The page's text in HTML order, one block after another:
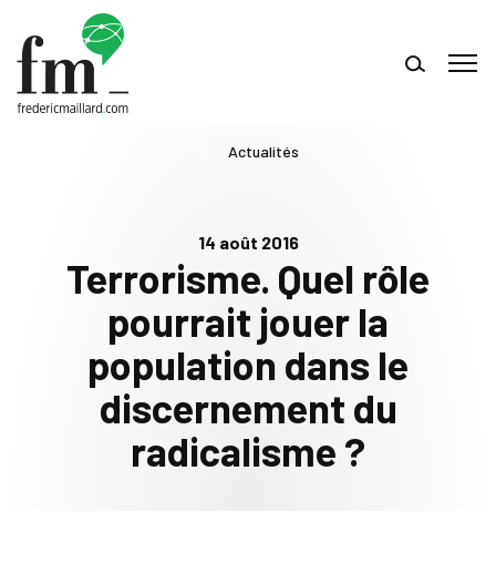
14 août 2016
Terrorisme. Quel rôle
pourrait jouer la
population dans le
discernement du
radicalisme ?
Actualités